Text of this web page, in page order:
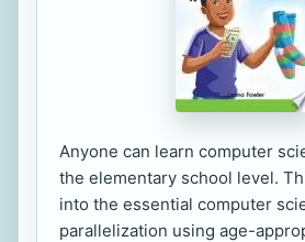
Anyone can learn computer
the elementary school level.
into the essential computer
parallelization using age-